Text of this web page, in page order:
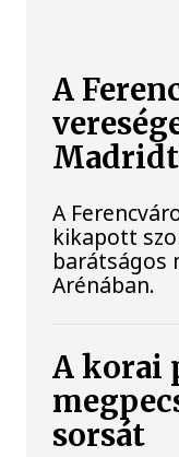
A
A
kikapott
barátságos
Arénában.
A korai
sorsát